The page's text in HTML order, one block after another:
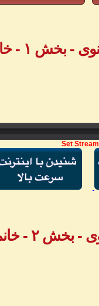
۱ - خانم لیلا
Set
- خانم سمیه